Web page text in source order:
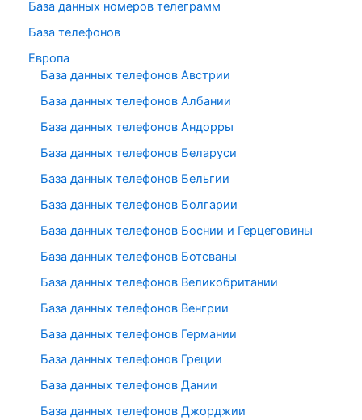
База данных номеров телеграмм
База телефонов
Европа
База данных телефонов Австрии
База данных телефонов Албании
База данных телефонов Андорры
База данных телефонов Беларуси
База данных телефонов Бельгии
База данных телефонов Болгарии
База данных телефонов Боснии и Герцеговины
База данных телефонов Ботсваны
База данных телефонов Великобритании
База данных телефонов Венгрии
База данных телефонов Германии
База данных телефонов Греции
База данных телефонов Дании
База данных телефонов Джорджии